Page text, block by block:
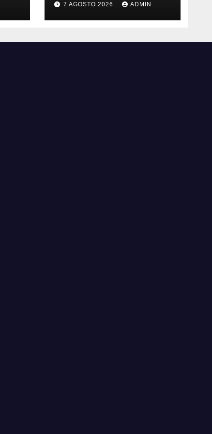
Watch: primi
avvistamenti
7 AGOSTO 2026 ADMIN